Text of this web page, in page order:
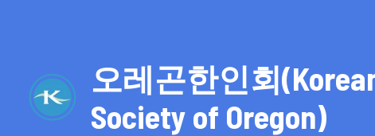
오레곤한인회
Society of Oregon)